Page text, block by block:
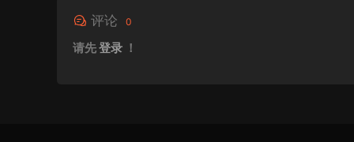
评论 0
请先登录 ！